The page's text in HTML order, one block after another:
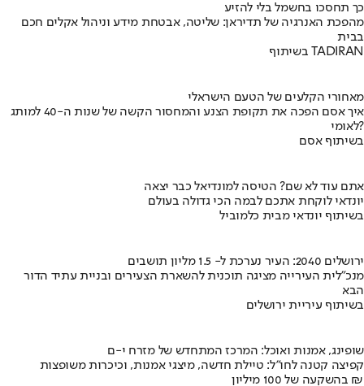
כך תחסכו בחשמל בלי להזיע
מהפכת האנרגיה של תדיראן: שליטה, אבטחת מידע וניהול אקלים חכם
בבית
בשיתוף TADIRAN
מאחורי הקלעים של הטעם הישראלי
איך אסם הפכה את תקופת הצנע והמחסור הקשה של שנות ה-40 למותג
לאומי?
בשיתוף אסם
אתם עוד לא שם? הטיסה למונדיאל כבר יצאה
יונדאי לוקחת אתכם לבמה הכי גדולה בעולם
בשיתוף יונדאי מבית כלמוביל
ירושלים 2040: העיר נערכת ל- 1.5 מליון תושבים
מנכ"לית העירייה מציגה תוכנית להשארת הצעירים ובניית עתיד הדור
הבא
בשיתוף עיריית ירושלים
שופינג, אמנות ואוכל: המרכז המתחדש של מזרח י-ם
קפיצה קטנה לחו"ל: טיילת חדשה, מיצגי אמנות, וכיכרות משופצות
בהשקעה של 100 מיליון ₪